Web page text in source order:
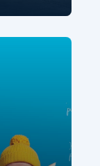
вам